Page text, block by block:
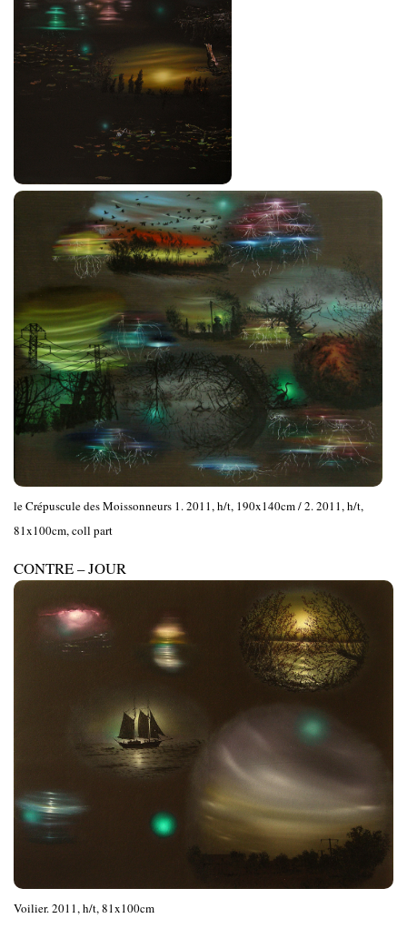
le Crépuscule des Moissonneurs 1. 2011, h/t, 190x140cm / 2. 2011, h/t,
81x100cm, coll part
CONTRE – JOUR
Voilier. 2011, h/t, 81x100cm